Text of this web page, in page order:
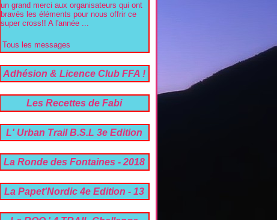
un grand merci aux organisateurs qui ont
bravés les éléments pour nous offrir ce
super cross!! A l'année ...
Tous les messages
Adhésion & Licence Club FFA !
Les Recettes de Fabi
L' Urban Trail B.S.L 3e Edition
La Ronde des Fontaines - 2018
La Papet'Nordic 4e Edition - 13